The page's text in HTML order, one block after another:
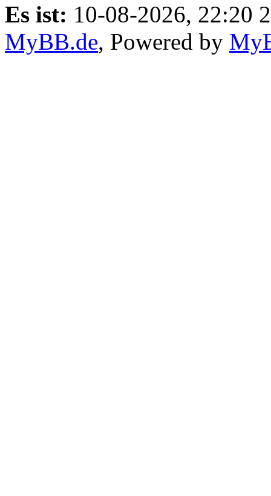
Es ist: 10-08-2026, 22:20
MyBB.de, Powered by